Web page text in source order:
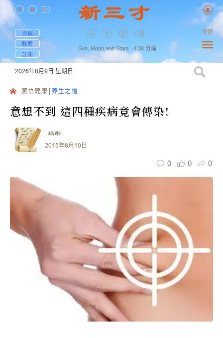
投稿
聯繫
訂閱
Sun, Moon and Stars , 4:38 分鐘
簡體
2026年8月9日 星期日
感悟健康 养生之道
意想不到 這四種疾病竟會傳染!
瑀彤
2015年8月10日
0 0 0